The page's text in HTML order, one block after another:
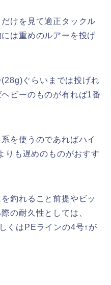
けを見て適正タックル
は重めのルアーを投げ
ぐらいまでは投げれ
ビーのものが有れば1番
を使うのであればハイ
りも遅めのものがおすす
釣れること前提やビッ
の耐久性としては、
くはPEラインの4号↑が